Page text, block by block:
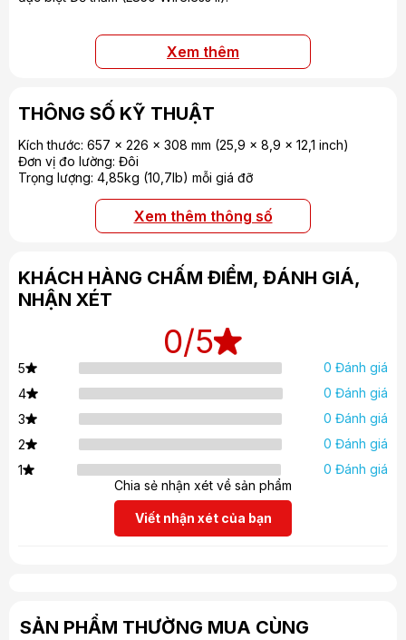
Xem thêm
THÔNG SỐ KỸ THUẬT
Kích thước: 657 x 226 x 308 mm (25,9 x 8,9 x 12,1 inch)
Đơn vị đo lường: Đôi
Trọng lượng: 4,85kg (10,7Ib) mỗi giá đỡ
Xem thêm thông số
KHÁCH HÀNG CHẤM ĐIỂM, ĐÁNH GIÁ,
NHẬN XÉT
0/5
5
0 Đánh giá
4
0 Đánh giá
3
0 Đánh giá
2
0 Đánh giá
1
0 Đánh giá
Chia sẻ nhận xét về sản phẩm
Viết nhận xét của bạn
SẢN PHẨM THƯỜNG MUA CÙNG